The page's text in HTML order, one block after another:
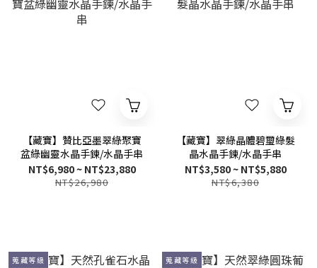
【藏寶】贊比亞墨翠綠聚寶
盆綠幽靈水晶手鍊/水晶手串
NT$6,980 ~ NT$23,880
NT$26,980
【藏寶】翠綠晶體碧璽綠髮
晶水晶手鍊/水晶手串
NT$3,580 ~ NT$5,880
NT$6,380
蒐藏等級 蒐藏等級